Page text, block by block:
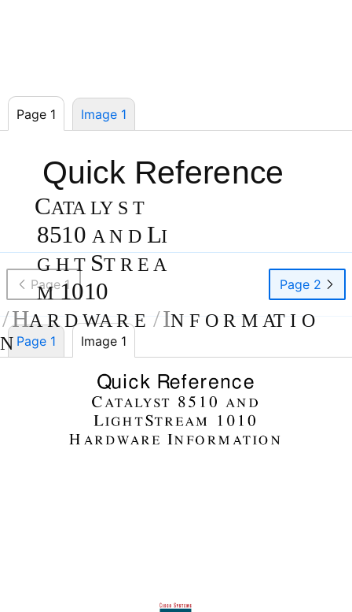
Page 1 Image 1
Quick Reference
CATA LY S T
8510 A N D LI
G H T ST R E A
M1010
HA R D WA R E IN F O R M AT I O
N
Page 1 Page 2
Page 1 Image 1